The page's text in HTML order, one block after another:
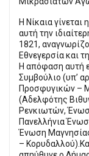
Η Νίκαια
αυτή την
1821,
Εθνεγερσία και
Η απόφαση αυτή
Συμβούλιο (υπ’
Προσφυγικών –
(Αδελφότης
Ρενκιωτών,
Πανελλήνια
Ένωση
–